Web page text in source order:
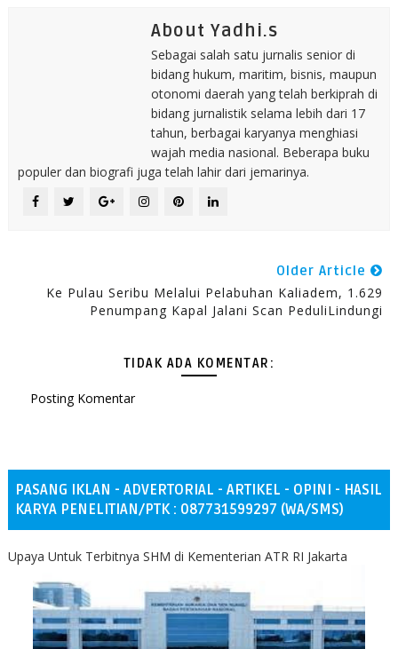
About Yadhi.s
Sebagai salah satu jurnalis senior di
bidang hukum, maritim, bisnis, maupun
otonomi daerah yang telah berkiprah di
bidang jurnalistik selama lebih dari 17
tahun, berbagai karyanya menghiasi
wajah media nasional. Beberapa buku
populer dan biografi juga telah lahir dari jemarinya.
Older Article
Ke Pulau Seribu Melalui Pelabuhan Kaliadem, 1.629
Penumpang Kapal Jalani Scan PeduliLindungi
TIDAK ADA KOMENTAR:
Posting Komentar
PASANG IKLAN - ADVERTORIAL - ARTIKEL - OPINI - HASIL
KARYA PENELITIAN/PTK : 087731599297 (WA/SMS)
Upaya Untuk Terbitnya SHM di Kementerian ATR RI Jakarta